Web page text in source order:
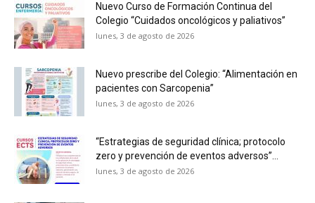
Nuevo Curso de Formación Continua del
Colegio “Cuidados oncológicos y paliativos”
lunes, 3 de agosto de 2026
Nuevo prescribe del Colegio: “Alimentación en
pacientes con Sarcopenia”
lunes, 3 de agosto de 2026
“Estrategias de seguridad clínica; protocolo
zero y prevención de eventos adversos”...
lunes, 3 de agosto de 2026